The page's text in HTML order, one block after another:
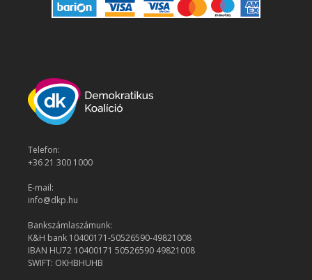
Telefon:
+36 21 300 1000
E-mail:
info@dkp.hu
Bankszámlaszámunk:
K&H bank 10400171-50526590-49821008
IBAN HU72 10400171 50526590 49821008
SWIFT: OKHBHUHB